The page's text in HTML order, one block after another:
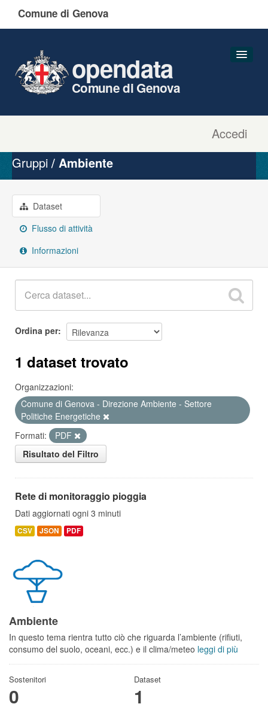
Comune di Genova
Accedi
opendata
Comune di Genova
Organizzazioni
Gruppi
Informazioni
Gruppi Ambiente
Dataset
Flusso di attività
Informazioni
Ordina per
1 dataset trovato
Organizzazioni:
Comune di Genova - Direzione Ambiente - Settore
Politiche Energetiche
Formati:
PDF
Risultato del Filtro
Rete di monitoraggio pioggia
Dati aggiornati ogni 3 minuti
CSV JSON PDF
Ambiente
In questo tema rientra tutto ciò che riguarda l’ambiente (rifiuti,
consumo del suolo, oceani, ecc.) e il clima/meteo leggi di più
Sostenitori
0
Dataset
1